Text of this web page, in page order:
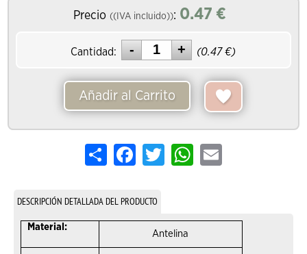
Precio((IVA incluido)): 0.47 €
Cantidad: (0.47€)
Añadir al Carrito
Share FacebookTwitterWhatsApp
Email
DESCRIPCIÓN DETALLADA DEL PRODUCTO
Material:
Antelina